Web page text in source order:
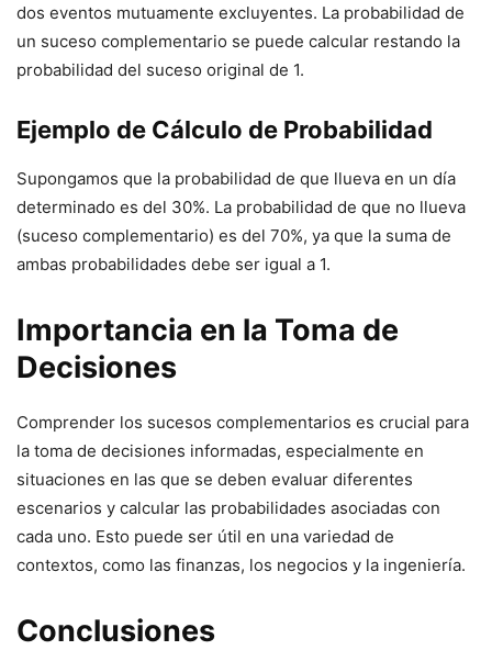
dos eventos mutuamente excluyentes. La probabilidad de
un suceso complementario se puede calcular restando la
probabilidad del suceso original de 1.
Ejemplo de Cálculo de Probabilidad
Supongamos que la probabilidad de que llueva en un día
determinado es del 30%. La probabilidad de que no llueva
(suceso complementario) es del 70%, ya que la suma de
ambas probabilidades debe ser igual a 1.
Importancia en la Toma de
Decisiones
Comprender los sucesos complementarios es crucial para
la toma de decisiones informadas, especialmente en
situaciones en las que se deben evaluar diferentes
escenarios y calcular las probabilidades asociadas con
cada uno. Esto puede ser útil en una variedad de
contextos, como las finanzas, los negocios y la ingeniería.
Conclusiones